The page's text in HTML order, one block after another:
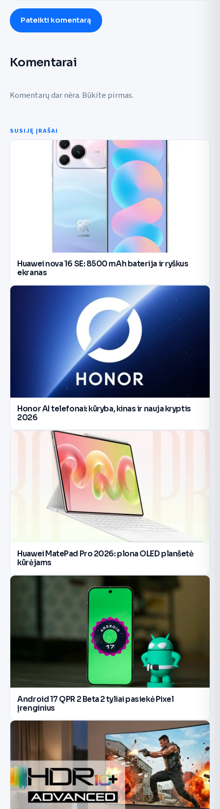
Pateikti komentarą
Komentarai
Komentarų dar nėra. Būkite pirmas.
SUSIJĘ ĮRAŠAI
Huawei nova 16 SE: 8500 mAh baterija ir ryškus
ekranas
Honor AI telefonai: kūryba, kinas ir nauja kryptis
2026
Huawei MatePad Pro 2026: plona OLED planšetė
kūrėjams
Android 17 QPR 2 Beta 2 tyliai pasiekė Pixel
įrenginius